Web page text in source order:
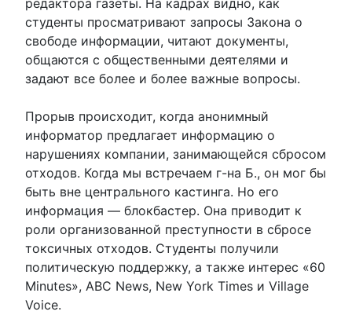
студенты просматривают запросы Закона о
свободе информации, читают документы,
общаются с общественными деятелями и
задают все более и более важные вопросы.
Прорыв происходит, когда анонимный
информатор предлагает информацию о
нарушениях компании, занимающейся сбросом
отходов. Когда мы встречаем г-на Б., он мог бы
быть вне центрального кастинга. Но его
информация — блокбастер. Она приводит к
роли организованной преступности в сбросе
токсичных отходов. Студенты получили
политическую поддержку, а также интерес «60
Minutes», ABC News, New York Times и Village
Voice.